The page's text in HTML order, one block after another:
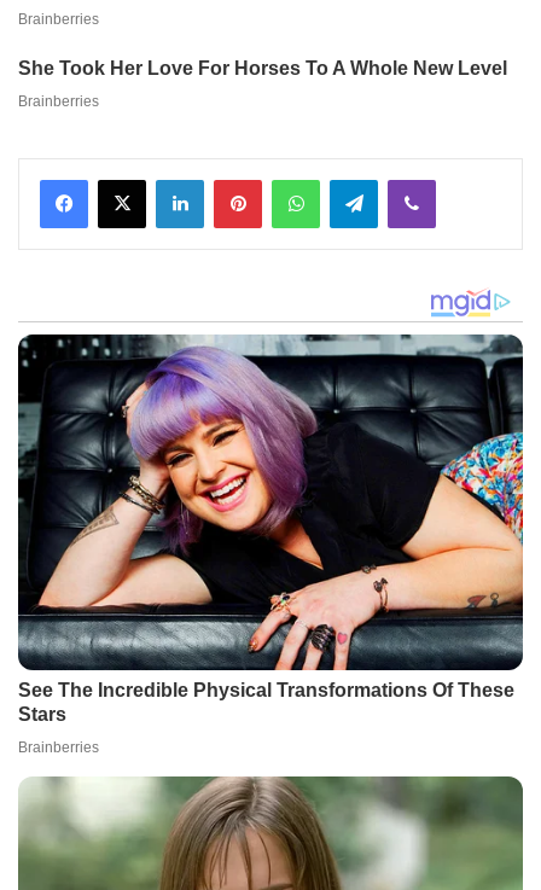
Facebook
X LinkedInPinterestWhatsAppTelegramViber